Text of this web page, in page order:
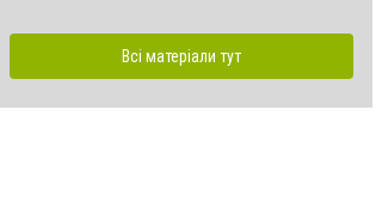
Всі матеріали тут